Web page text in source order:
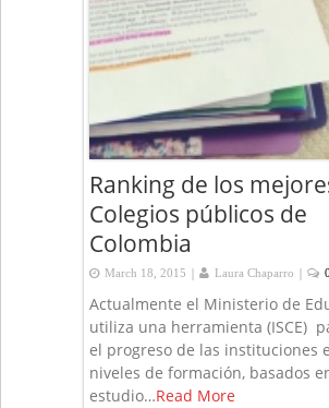
Ranking de los
Colegios públicos de
Colombia
March 18, 2015 | Laura Chaparro | 0
Actualmente el Ministerio de
utiliza una herramienta (ISCE)
el progreso de las instituciones
niveles de formación, basados
estudio…Read More